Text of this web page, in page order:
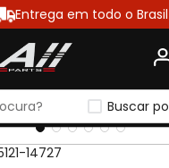
Entrega em todo o Brasil
Buscar
14727